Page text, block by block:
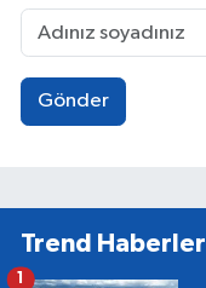
Gönder
Trend Haberler
1